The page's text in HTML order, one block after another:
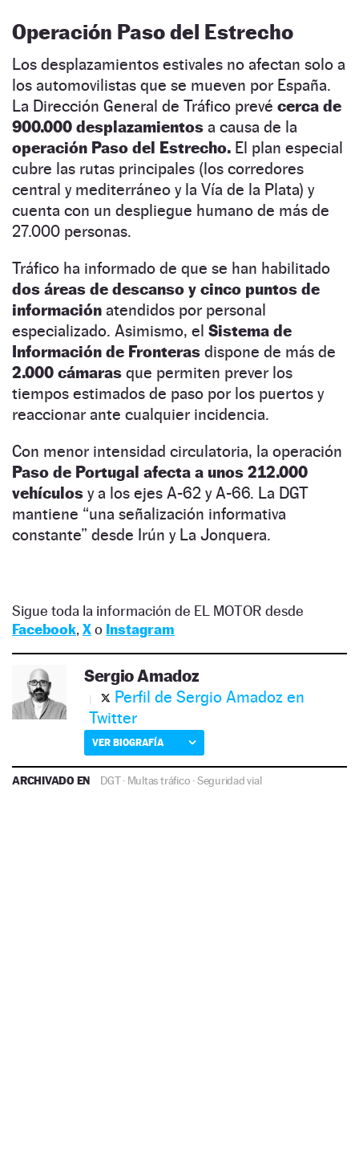
Operación Paso del Estrecho
Los desplazamientos estivales no afectan solo a
los automovilistas que se mueven por España.
La Dirección General de Tráfico prevé cerca de
900.000 desplazamientos a causa de la
operación Paso del Estrecho. El plan especial
cubre las rutas principales (los corredores
central y mediterráneo y la Vía de la Plata) y
cuenta con un despliegue humano de más de
27.000 personas.
Tráfico ha informado de que se han habilitado
dos áreas de descanso y cinco puntos de
información atendidos por personal
especializado. Asimismo, el Sistema de
Información de Fronteras dispone de más de
2.000 cámaras que permiten prever los
tiempos estimados de paso por los puertos y
reaccionar ante cualquier incidencia.
Con menor intensidad circulatoria, la operación
Paso de Portugal afecta a unos 212.000
vehículos y a los ejes A-62 y A-66. La DGT
mantiene “una señalización informativa
constante” desde Irún y La Jonquera.
Sigue toda la información de EL MOTOR desde
Facebook, Xo Instagram
Sergio Amadoz
Perfil de Sergio Amadoz en
Twitter
VER BIOGRAFÍA
ARCHIVADO EN DGT· Multas tráfico ·Seguridad vial